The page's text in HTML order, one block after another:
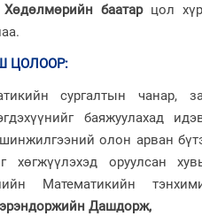
Хөдөлмөрийн баатарцол
ЦОЛООР:
сургалтын чанар,
баяжуулахад
олон арван
хөгжүүлэхэд оруулсан
Математикийн
Дашдорж,